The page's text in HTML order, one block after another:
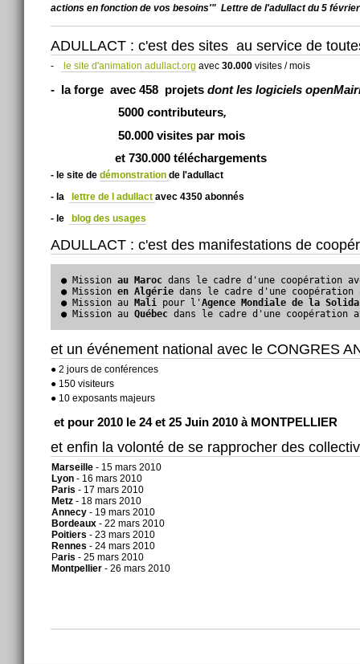
actions en fonction de vos besoins'" Lettre de l'adullact du 5
ADULLACT : c'est des sites au service de
- le site d'animation adullact.org avec30.000visites / mois
- la forge avec458 projets dont les logiciels
5000contributeurs,
50.000 visites par mois
et 730.000téléchargements
- le site dedémonstrationde l'adullact
- la
lettre de l adullactavec 4350 abonnés
- le
blog des usages
ADULLACT : c'est des manifestations de
● Mission au Maroc dans le cadre d'une coopération
● Mission en Algérie dans le cadre d'une
● Mission au Mali pour l'Agence Mondiale de la
● Mission au Québec dans le cadre d'une coopération
et un événement national avec le CONGRES
● 2 jours de conférences
● 150 visiteurs
● 10 exposants majeurs
et pour 2010 le 24 et 25 Juin 2010 à MONTPELLIER
et enfin la volonté de se rapprocher des
Marseille - 15 mars 2010
Lyon - 16 mars 2010
Paris - 17 mars 2010
Metz - 18 mars 2010
Annecy - 19 mars 2010
Bordeaux - 22 mars 2010
Poitiers - 23 mars 2010
Rennes - 24 mars 2010
Paris - 25 mars 2010
Montpellier - 26 mars 2010